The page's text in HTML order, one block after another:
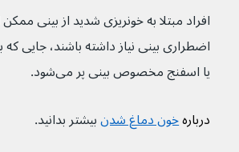
افراد مبتلا به خونریزی شدید از بینی
اضطراری بینی نیاز داشته باشند، جایی که
یا اسفنج مخصوص بینی پر می‌شود.
درباره خون دماغ شدن بیشتر بدانید.